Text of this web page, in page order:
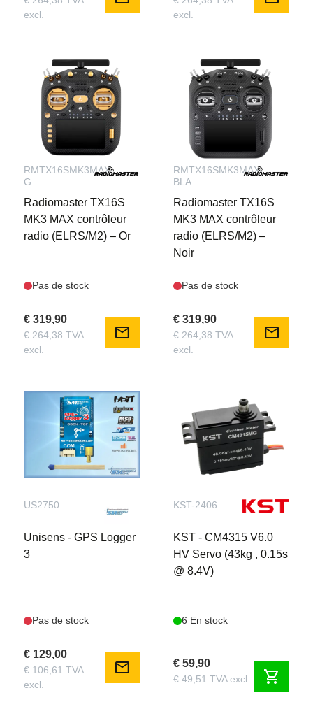
excl.
excl.
RMTX16SMK3MAX-
G
Radiomaster TX16S
MK3 MAX contrôleur
radio (ELRS/M2) – Or
Pas de stock
€ 319,90
€ 264,38 TVA
excl.
mail
RMTX16SMK3MAX-
BLA
Radiomaster TX16S
MK3 MAX contrôleur
radio (ELRS/M2) –
Noir
Pas de stock
€ 319,90
€ 264,38 TVA
excl.
mail
US2750
Unisens - GPS Logger
3
Pas de stock
€ 129,00
€ 106,61 TVA
excl.
mail
KST-2406
KST - CM4315 V6.0
HV Servo (43kg , 0.15s
@ 8.4V)
6 En stock
€ 59,90
€ 49,51 TVA excl. shopping_cart